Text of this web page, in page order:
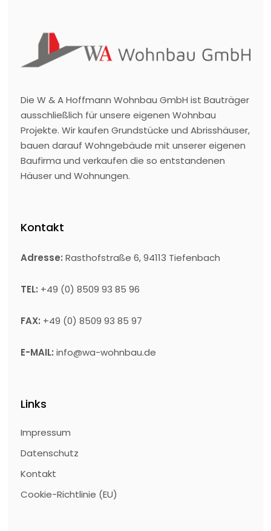
Die W & A Hoffmann Wohnbau GmbH ist Bauträger
ausschließlich für unsere eigenen Wohnbau
Projekte. Wir kaufen Grundstücke und Abrisshäuser,
bauen darauf Wohngebäude mit unserer eigenen
Baufirma und verkaufen die so entstandenen
Häuser und Wohnungen.
Kontakt
Adresse: Rasthofstraße 6, 94113 Tiefenbach
TEL: +49 (0) 8509 93 85 96
FAX: +49 (0) 8509 93 85 97
E-MAIL: info@wa-wohnbau.de
Links
Impressum
Datenschutz
Kontakt
Cookie-Richtlinie (EU)